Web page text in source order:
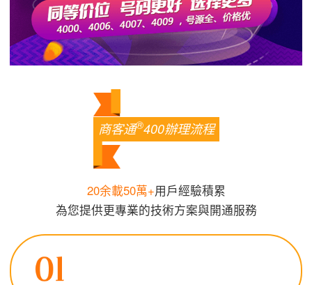
商客通®400辦理流程
20余載50萬+用戶經驗積累
為您提供更專業的技術方案與開通服務